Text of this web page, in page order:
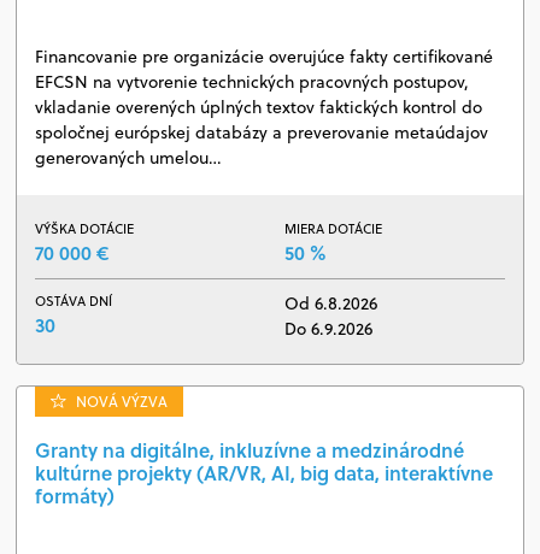
Financovanie pre organizácie overujúce fakty certifikované
EFCSN na vytvorenie technických pracovných postupov,
vkladanie overených úplných textov faktických kontrol do
spoločnej európskej databázy a preverovanie metaúdajov
generovaných umelou…
VÝŠKA DOTÁCIE
70 000 €
MIERA DOTÁCIE
50 %
OSTÁVA DNÍ
30
Od 6.8.2026
Do 6.9.2026
NOVÁ VÝZVA
Granty na digitálne, inkluzívne a medzinárodné
kultúrne projekty (AR/VR, AI, big data, interaktívne
formáty)